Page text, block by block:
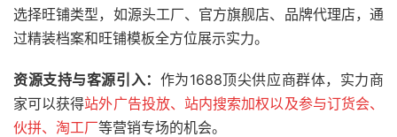
选择旺铺类型，如源头工厂、官方旗舰店、品牌代理店，通
过精装档案和旺铺模板全方位展示实力。
资源支持与客源引入： 作为1688顶尖供应商群体，实力商
家可以获得站外广告投放、站内搜索加权以及参与订货会、
伙拼、淘工厂等营销专场的机会。